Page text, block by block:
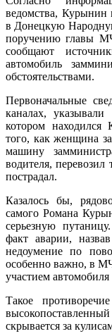
ведомства, Курынин
в Донецкую
поручению главы
сообщают
автомобиль
обстоятельствами.
Первоначальные
каналах,
котором находился
того, как женщина
машину
водителя,
пострадал.
Казалось бы,
самого Романа
серьезную
факт аварии,
недоумение по
особенно важно, в
участием
Такое
скрывается за